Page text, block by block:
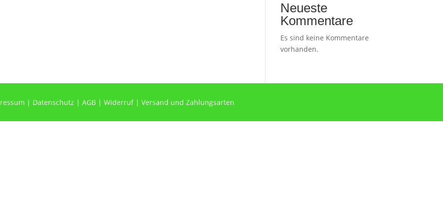
Neueste
Kommentare
Es sind keine Kommentare
vorhanden.
| Datenschutz | AGB | Widerruf| Versand und Zahlungsarten